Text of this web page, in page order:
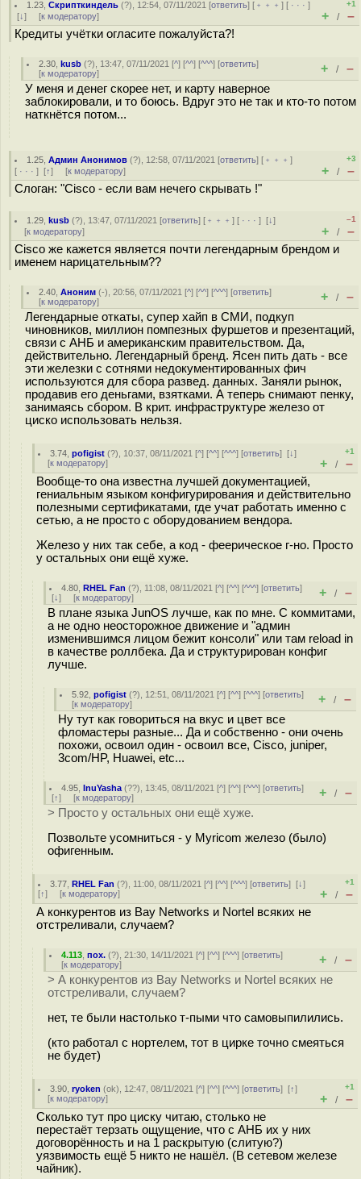
1.23 ,Скрипткиндель (?), 12:54, 07/11/2021 [ответить] [ ﹢﹢﹢] [ · · ·]
[↓] [к модератору]
+1
+ / –
Кредиты учётки огласите пожалуйста?!
2.30 ,kusb (?), 13:47, 07/11/2021 [^] [^^] [^^^] [ответить]
[к модератору] + / –
У меня и денег скорее нет, и карту наверное
заблокировали, и то боюсь. Вдруг это не так и кто-то потом
наткнётся потом...
1.25 ,Админ Анонимов (?), 12:58, 07/11/2021 [ответить] [ ﹢﹢﹢]
[ · · · ] [↑] [к модератору]
+3
+ / –
Слоган: "Cisco - если вам нечего скрывать !"
1.29 ,kusb (?), 13:47, 07/11/2021 [ответить] [ ﹢﹢﹢] [ · · ·][↓]
[к модератору]
–1
+ / –
Cisco же кажется является почти легендарным брендом и
именем нарицательным??
2.40 ,Аноним (-), 20:56, 07/11/2021 [^] [^^] [^^^] [ответить]
[к модератору] + / –
Легендарные откаты, супер хайп в СМИ, подкуп
чиновников, миллион помпезных фуршетов и презентаций,
связи с АНБ и американским правительством. Да,
действительно. Легендарный бренд. Ясен пить дать - все
эти железки с сотнями недокументированных фич
используются для сбора развед. данных. Заняли рынок,
продавив его деньгами, взятками. А теперь снимают пенку,
занимаясь сбором. В крит. инфраструктуре железо от
циско использовать нельзя.
3.74 ,pofigist (?), 10:37, 08/11/2021 [^] [^^] [^^^] [ответить][↓]
[к модератору]
+1
+ / –
Вообще-то она известна лучшей документацией,
гениальным языком конфигурирования и действительно
полезными сертификатами, где учат работать именно с
сетью, а не просто с оборудованием вендора.
Железо у них так себе, а код - феерическое г-но. Просто
у остальных они ещё хуже.
4.80 ,RHEL Fan (?), 11:08, 08/11/2021 [^] [^^] [^^^] [ответить]
[↓] [к модератору] + / –
В плане языка JunOS лучше, как по мне. С коммитами,
а не одно неосторожное движение и "админ
изменившимся лицом бежит консоли" или там reload in
в качестве роллбека. Да и структурирован конфиг
лучше.
5.92 ,pofigist (?), 12:51, 08/11/2021 [^] [^^] [^^^] [ответить]
[к модератору] + / –
Ну тут как говориться на вкус и цвет все
фломастеры разные... Да и собственно - они очень
похожи, освоил один - освоил все, Cisco, juniper,
3com/HP, Huawei, etc...
4.95 ,InuYasha (??), 13:45, 08/11/2021 [^] [^^] [^^^] [ответить]
[↑] [к модератору] + / –
> Просто у остальных они ещё хуже.
Позвольте усомниться - у Myricom железо (было)
офигенным.
3.77 ,RHEL Fan (?), 11:00, 08/11/2021 [^] [^^] [^^^] [ответить][↓]
[↑] [к модератору]
+1
+ / –
А конкурентов из Bay Networks и Nortel всяких не
отстреливали, случаем?
4.113 ,пох. (?), 21:30, 14/11/2021 [^] [^^] [^^^] [ответить]
[к модератору] + / –
> А конкурентов из Bay Networks и Nortel всяких не
отстреливали, случаем?
нет, те были настолько т-пыми что самовыпилились.
(кто работал с нортелем, тот в цирке точно смеяться
не будет)
3.90 ,ryoken (ok), 12:47, 08/11/2021 [^] [^^] [^^^] [ответить][↑]
[к модератору]
+1
+ / –
Сколько тут про циску читаю, столько не
перестаёт терзать ощущение, что с АНБ их у них
договорённость и на 1 раскрытую (слитую?)
уязвимость ещё 5 никто не нашёл. (В сетевом железе
чайник).